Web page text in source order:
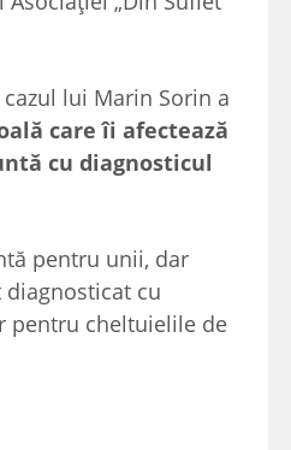
lui Marin Sorin a
care îi afectează
cu diagnosticul
pentru unii, dar
cu
pentru cheltuielile de